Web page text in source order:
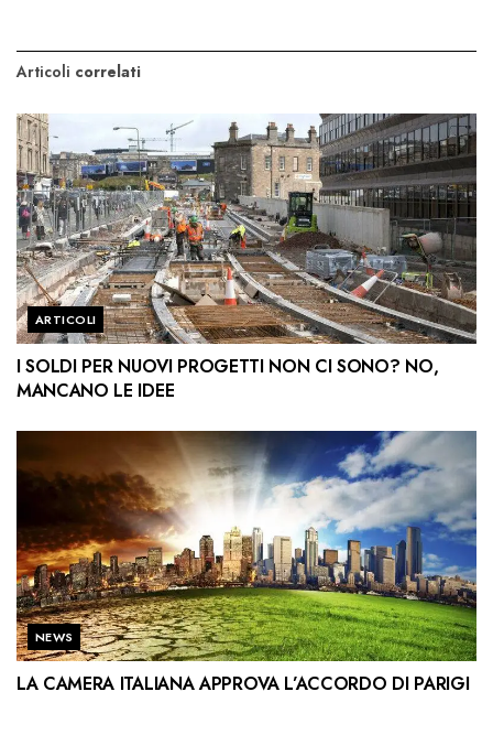
Articoli correlati
ARTICOLI
I SOLDI PER NUOVI PROGETTI NON CI SONO? NO,
MANCANO LE IDEE
NEWS
LA CAMERA ITALIANA APPROVA L’ACCORDO DI PARIGI